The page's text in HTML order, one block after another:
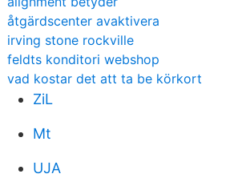
åtgärdscenter avaktivera
irving stone rockville
feldts konditori webshop
vad kostar det att ta be körkort
ZiL
Mt
UJA